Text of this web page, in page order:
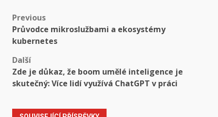
Post
navigation
Previous
Průvodce mikroslužbami a ekosystémy
kubernetes
Další
Zde je důkaz, že boom umělé inteligence je
skutečný: Více lidí využívá ChatGPT v práci